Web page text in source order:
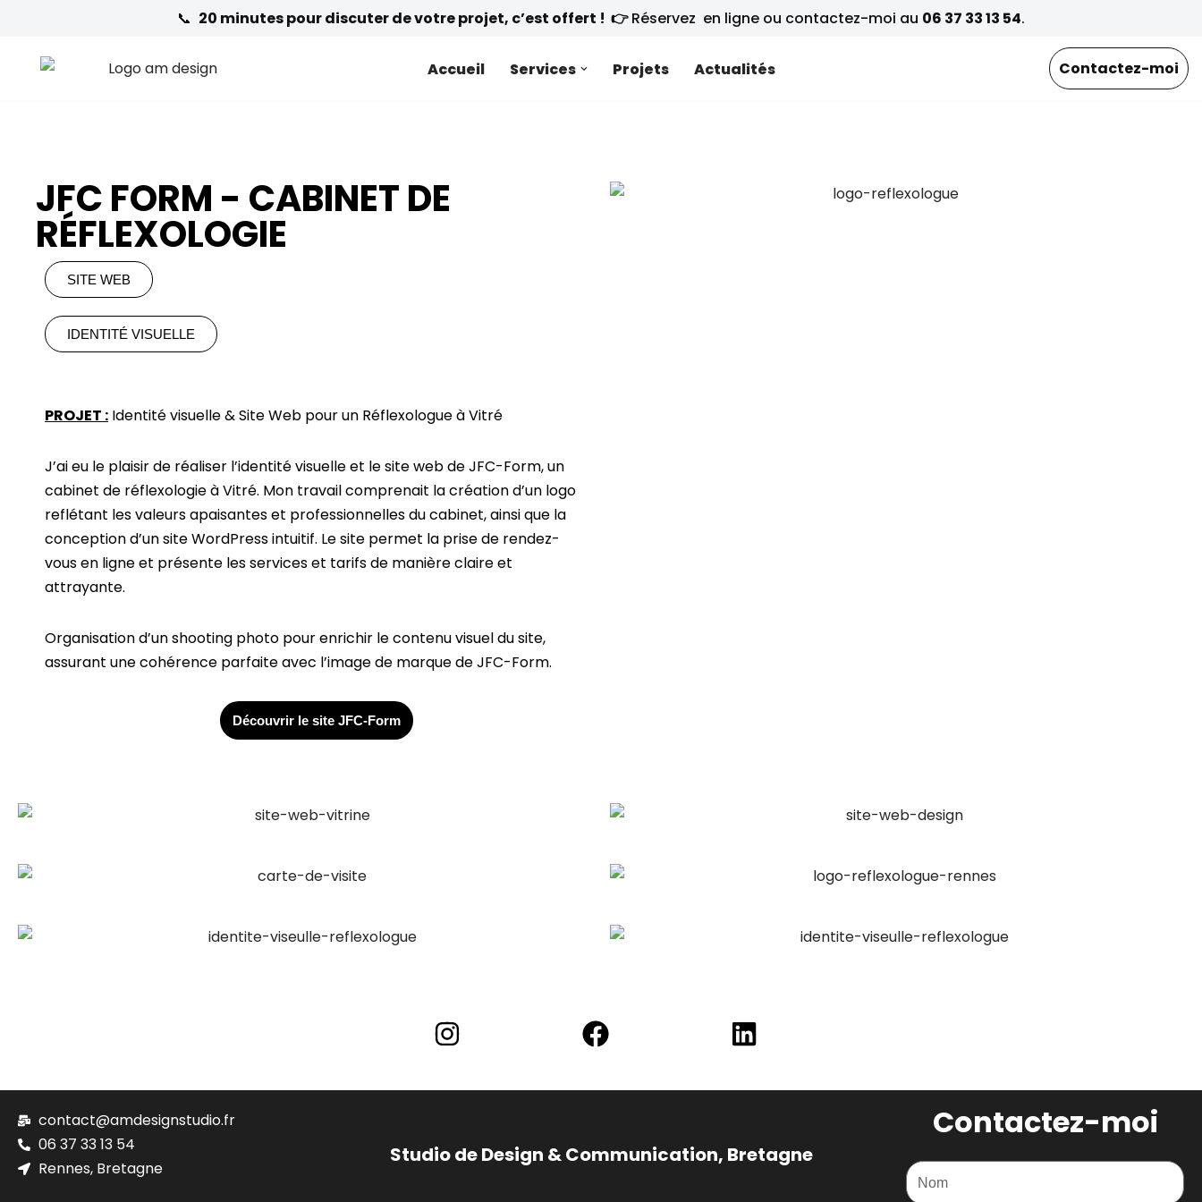
📞 20 minutes pour discuter de votre projet, c’est offert ! 👉Réservez en ligne ou contactez-moi au 06 37 33 13 54.
Accueil Services Projets Actualités Contactez-moi
JFC FORM - CABINET DE
RÉFLEXOLOGIE
SITE WEB
IDENTITÉ VISUELLE
PROJET : Identité visuelle & Site Web pour un Réflexologue à Vitré
J’ai eu le plaisir de réaliser l’identité visuelle et le site web de JFC-Form, un
cabinet de réflexologie à Vitré. Mon travail comprenait la création d’un logo
reflétant les valeurs apaisantes et professionnelles du cabinet, ainsi que la
conception d’un site WordPress intuitif. Le site permet la prise de rendez-
vous en ligne et présente les services et tarifs de manière claire et
attrayante.
Organisation d’un shooting photo pour enrichir le contenu visuel du site,
assurant une cohérence parfaite avec l’image de marque de JFC-Form.
Découvrir le site JFC-Form
contact@amdesignstudio.fr
06 37 33 13 54
Rennes, Bretagne
Studio de Design & Communication, Bretagne
Contactez-moi